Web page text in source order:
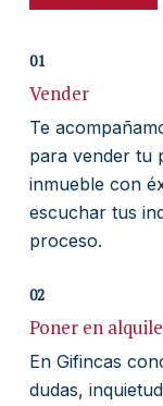
01
Vender
Te
para vender tu
inmueble con
escuchar tus
proceso.
02
Poner en
En Gifincas
dudas,